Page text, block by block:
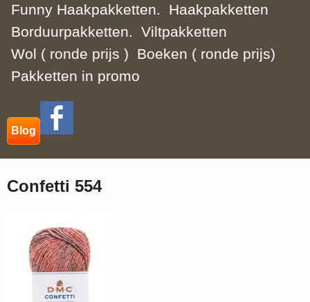
Funny Haakpakketten.
Haakpakketten
Borduurpakketten.
Viltpakketten
Wol ( ronde prijs )
Boeken ( ronde prijs)
Pakketten in promo
Blog
Confetti 554